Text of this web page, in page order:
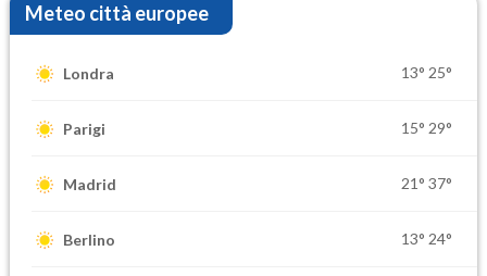
Meteo città europee
Londra 13° 25°
Parigi 15° 29°
Madrid 21° 37°
Berlino 13° 24°